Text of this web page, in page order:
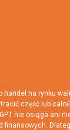
handel na
część lub
nie osiąga ani